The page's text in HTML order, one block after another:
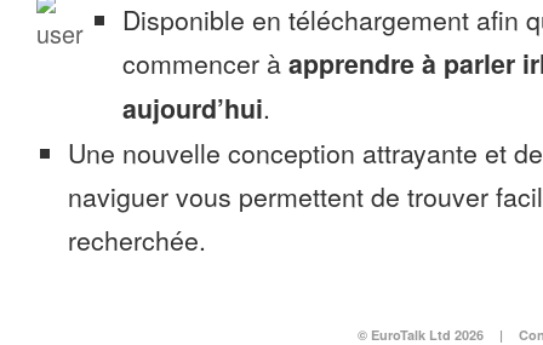
Disponible en téléchargement afin
commencer à apprendre à parler
aujourd’hui.
Une nouvelle conception attrayante et
naviguer vous permettent de trouver
recherchée.
© EuroTalk Ltd 2026 |